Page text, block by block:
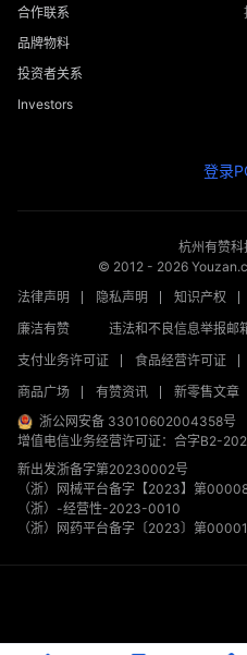
合作联系
品牌物料
投资者关系
Investors
登录
杭州有赞科
© 2012 - 2026
法律声明
隐私声明 知识产权
廉洁有赞
违法和不良信息举报
支付业务许可证
食品经营许可证
商品广场
有赞资讯 新零售文章
浙公网安备 33010602004358号
增值电信业务经营许可证：合字B2-
新出发浙备字第20230002号
（浙）网械平台备字【2023】第
（浙）-经营性-2023-0010
（浙）网药平台备字〔2023〕第